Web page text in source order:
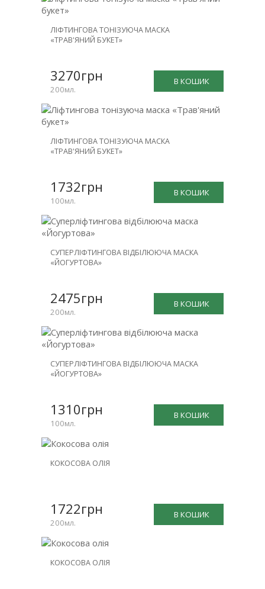
ЛІФТИНГОВА ТОНІЗУЮЧА МАСКА
«ТРАВ'ЯНИЙ БУКЕТ»
В КОШИК
3270грн
200мл.
ЛІФТИНГОВА ТОНІЗУЮЧА МАСКА
«ТРАВ'ЯНИЙ БУКЕТ»
В КОШИК
1732грн
100мл.
СУПЕРЛІФТИНГОВА ВІДБІЛЮЮЧА МАСКА
«ЙОГУРТОВА»
В КОШИК
2475грн
200мл.
СУПЕРЛІФТИНГОВА ВІДБІЛЮЮЧА МАСКА
«ЙОГУРТОВА»
В КОШИК
1310грн
100мл.
КОКОСОВА ОЛІЯ
В КОШИК
1722грн
200мл.
КОКОСОВА ОЛІЯ